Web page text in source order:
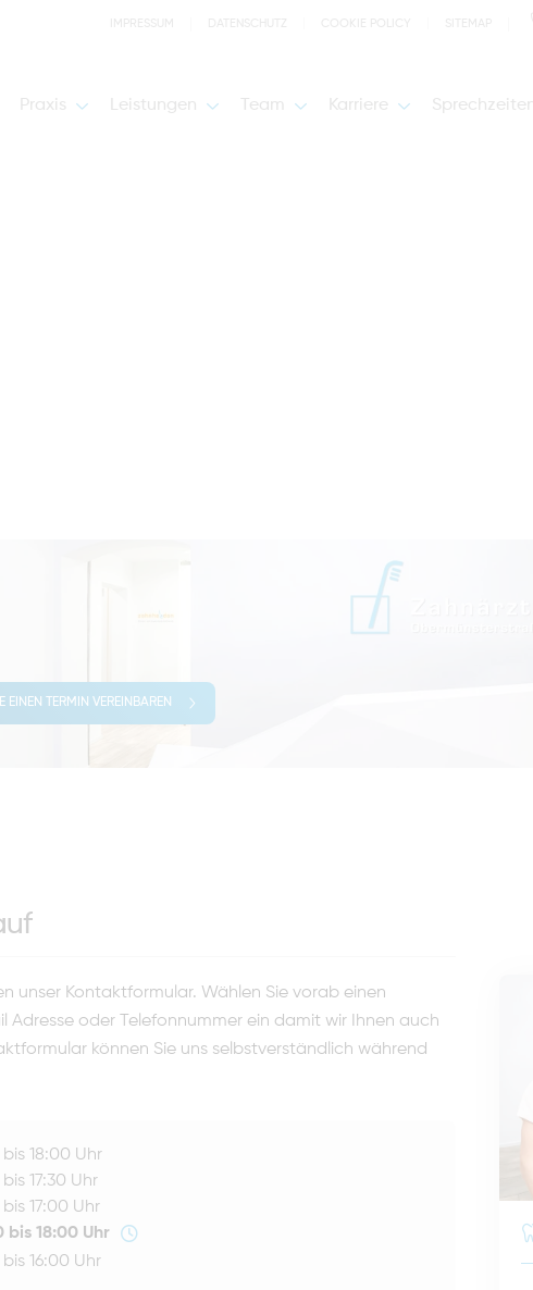
Praxis Leistungen Team Karriere
EINEN TERMIN VEREINBAREN
unser Kontaktformular. Wählen Sie vorab einen
Adresse oder Telefonnummer ein damit wir Ihnen auch
können Sie uns selbstverständlich während
18:00 Uhr
17:30 Uhr
17:00 Uhr
bis 18:00 Uhr
16:00 Uhr